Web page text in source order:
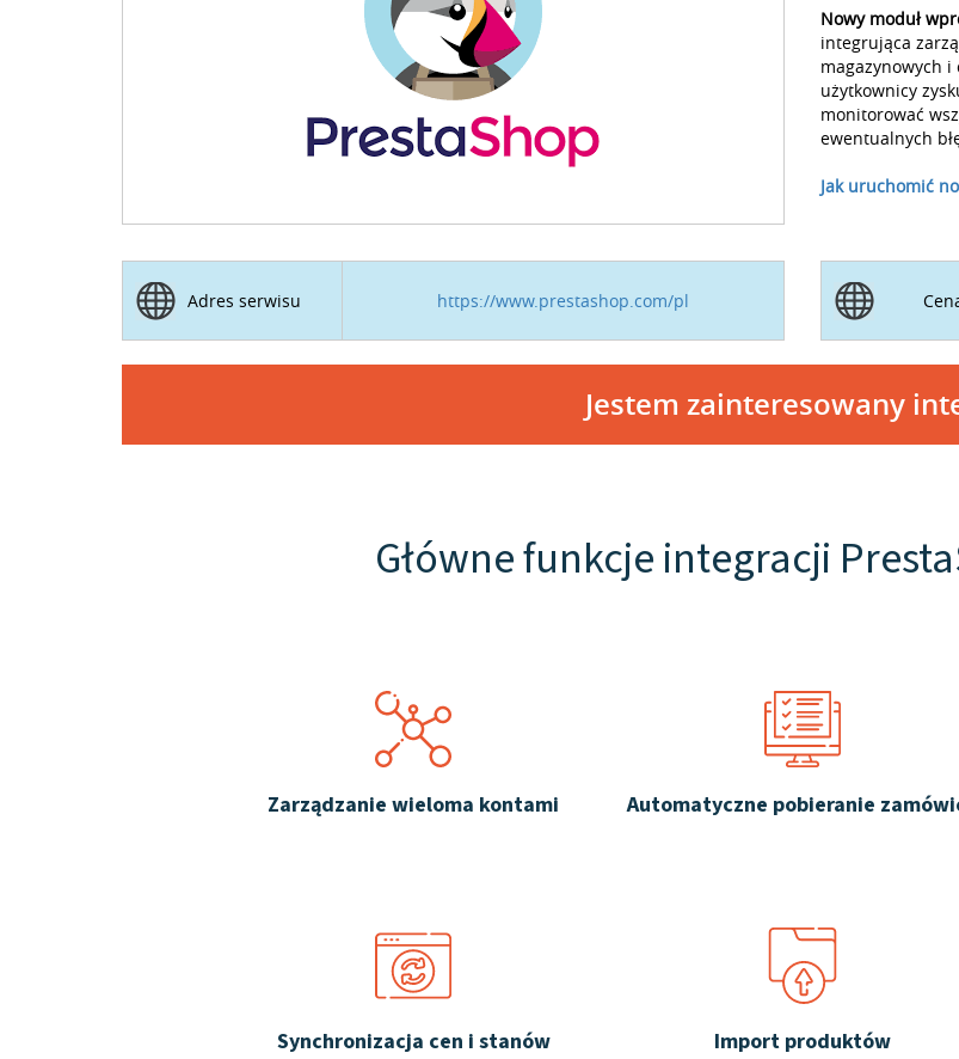
Nowy moduł
integrująca
magazynowych i
użytkownicy
monitorować
ewentualnych
Jak uruchomić
Adres serwisu https://www.prestashop.com/pl
Jestem zainteresowany
Główne funkcje integracji
Zarządzanie wieloma kontami Automatyczne pobieranie
Synchronizacja cen i stanów Import produktów